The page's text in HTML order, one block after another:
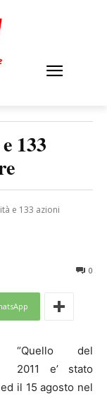
133
e 133 azioni
0
“Quello del
2011 e’ stato
il 15 agosto nel